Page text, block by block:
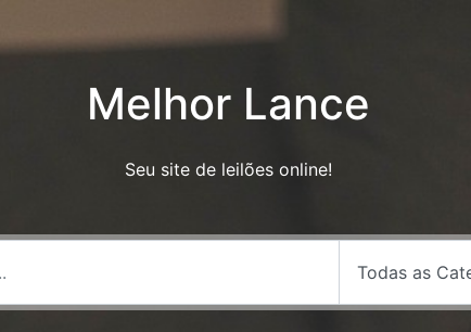
Melhor Lance
Seu site de leilões online!